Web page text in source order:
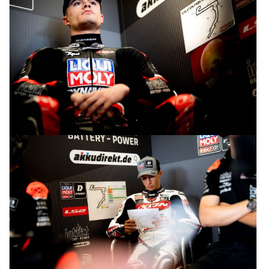
© R.Lekl